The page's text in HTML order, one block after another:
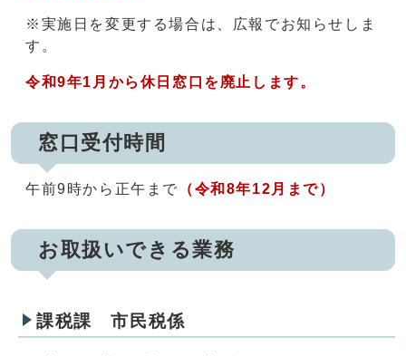
※実施日を変更する場合は、広報でお知らせしま
す。
令和9年1月から休日窓口を廃止します。
窓口受付時間
午前9時から正午まで （令和8年12月まで）
お取扱いできる業務
課税課 市民税係